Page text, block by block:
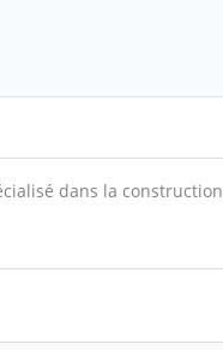
dans la construction